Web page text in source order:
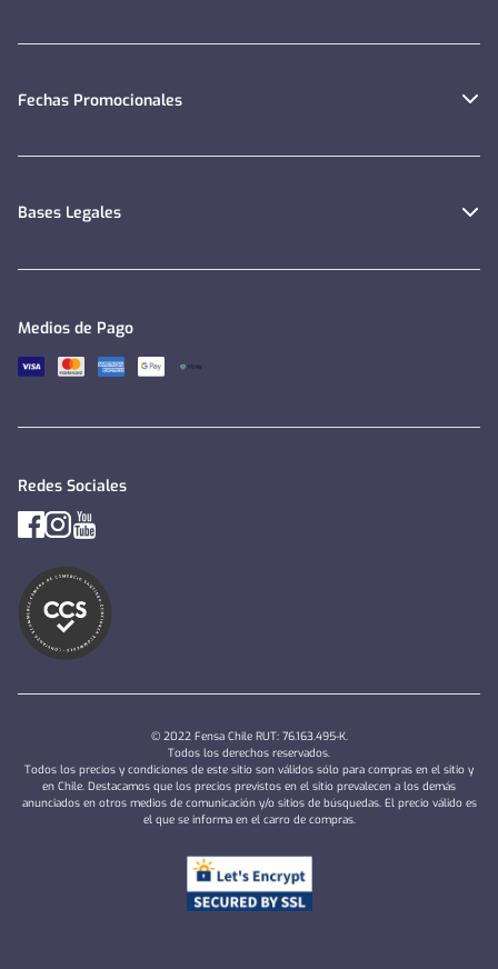
Fechas Promocionales
Bases Legales
Medios de Pago
Redes Sociales
© 2022 Fensa Chile RUT: 76.163.495-K.
Todos los derechos reservados.
Todos los precios y condiciones de este sitio son válidos sólo para compras en el sitio y
en Chile. Destacamos que los precios previstos en el sitio prevalecen a los demás
anunciados en otros medios de comunicación y/o sitios de búsquedas. El precio válido es
el que se informa en el carro de compras.